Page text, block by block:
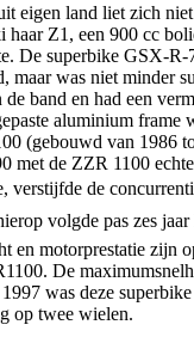
eigen land liet zich
haar Z1, een 900 cc
De superbike GSX-R-
maar was niet minder
band en had een
aluminium frame
(gebouwd van 1986
met de ZZR 1100
verstijfde de
volgde pas zes jaar
en motorprestatie zijn
De
was deze
op twee wielen.